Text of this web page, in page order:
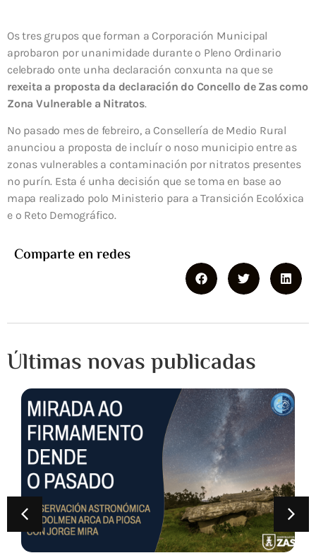
Os tres grupos que forman a Corporación Municipal
aprobaron por unanimidade durante o Pleno Ordinario
celebrado onte unha declaración conxunta na que se
rexeita a proposta da declaración do Concello de Zas como
Zona Vulnerable a Nitratos.
No pasado mes de febreiro, a Consellería de Medio Rural
anunciou a proposta de incluír o noso municipio entre as
zonas vulnerables a contaminación por nitratos presentes
no purín. Esta é unha decisión que se toma en base ao
mapa realizado polo Ministerio para a Transición Ecolóxica
e o Reto Demográfico.
Comparte en redes
Últimas novas publicadas